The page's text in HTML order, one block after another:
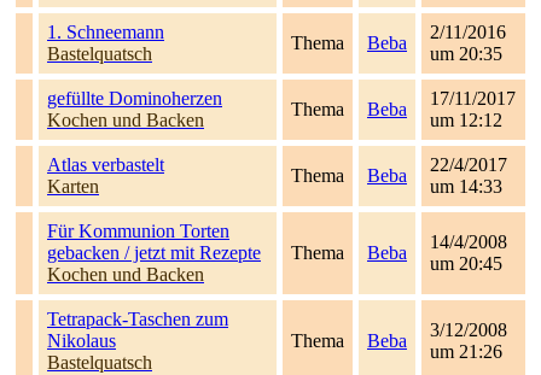
1. Schneemann
Bastelquatsch
Thema Beba
2/11/2016
um 20:35
gefüllte Dominoherzen
Kochen und Backen
Thema Beba
17/11/2017
um 12:12
Atlas verbastelt
Karten
Thema Beba
22/4/2017
um 14:33
Für Kommunion Torten
gebacken / jetzt mit Rezepte
Kochen und Backen
Thema Beba
14/4/2008
um 20:45
Tetrapack-Taschen zum
Nikolaus
Bastelquatsch
Thema Beba
3/12/2008
um 21:26